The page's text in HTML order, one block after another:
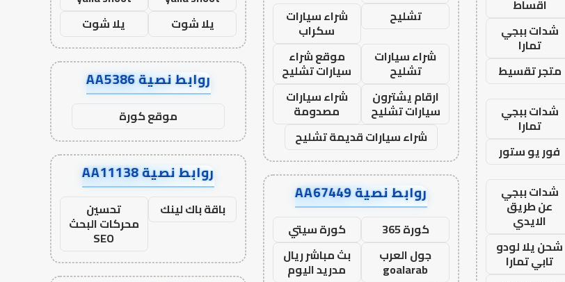
اقساط
شدات ببجي
تمارا
متجر تقسيط
شدات ببجي
تمارا
فور يو ستور
شدات ببجي
عن طريق
الايدي
شحن يلا لودو
تابي تمارا
تشليح
شراء سيارات
سكراب
شراء سيارات
تشليح
موقع شراء
سيارات تشليح
ارقام يشترون
سيارات تشليح
شراء سيارات
مصدومة
شراء سيارات قديمة تشليح
روابط نصية AA67449
كورة 365
كورة سيتي
جول العرب
goalarab
بث مباشر ريال
مدريد اليوم
يلا شوت
يلا شوت
روابط نصية AA5386
موقع كورة
روابط نصية AA11138
باقة باك لينك تحسين
محركات البحث
SEO